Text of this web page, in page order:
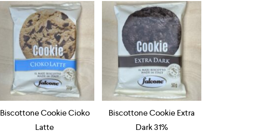
Biscottone Cookie Cioko
Latte
Biscottone Cookie Extra
Dark 31%